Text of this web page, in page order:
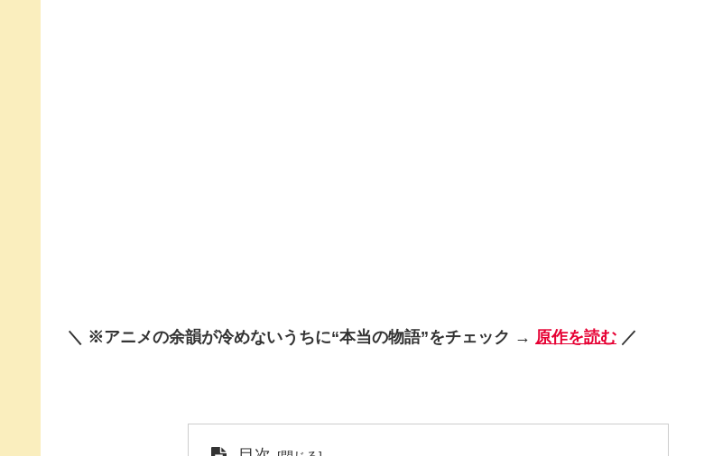
＼ ※アニメの余韻が冷めないうちに“本当の物語”をチェック → 原作を読む ／